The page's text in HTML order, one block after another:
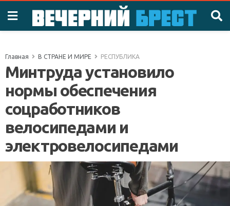
Главная В СТРАНЕ И МИРЕ РЕСПУБЛИКА
Минтруда установило
нормы обеспечения
соцработников
велосипедами и
электровелосипедами